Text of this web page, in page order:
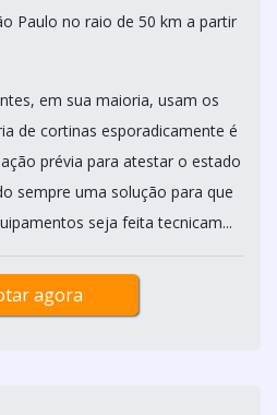
Paulo no raio de 50 km a partir
em sua maioria, usam os
de cortinas esporadicamente é
prévia para atestar o estado
sempre uma solução para que
seja feita tecnicam...
agora